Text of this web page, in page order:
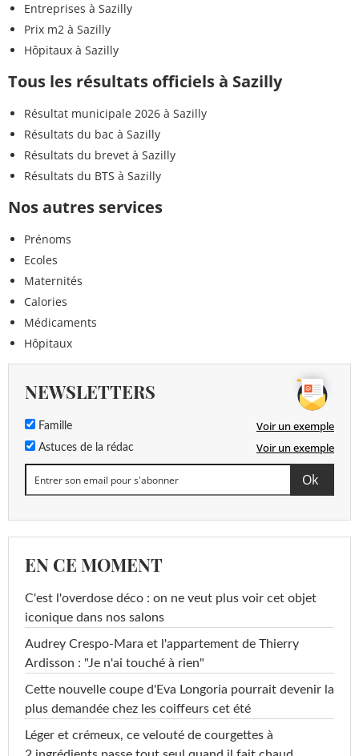
Entreprises à Sazilly
Prix m2 à Sazilly
Hôpitaux à Sazilly
Tous les résultats officiels à Sazilly
Résultat municipale 2026 à Sazilly
Résultats du bac à Sazilly
Résultats du brevet à Sazilly
Résultats du BTS à Sazilly
Nos autres services
Prénoms
Ecoles
Maternités
Calories
Médicaments
Hôpitaux
NEWSLETTERS
Famille Voir un exemple
Astuces de la rédac Voir un exemple
EN CE MOMENT
C'est l'overdose déco : on ne veut plus voir cet objet
iconique dans nos salons
Audrey Crespo-Mara et l'appartement de Thierry
Ardisson : "Je n'ai touché à rien"
Cette nouvelle coupe d'Eva Longoria pourrait devenir la
plus demandée chez les coiffeurs cet été
Léger et crémeux, ce velouté de courgettes à